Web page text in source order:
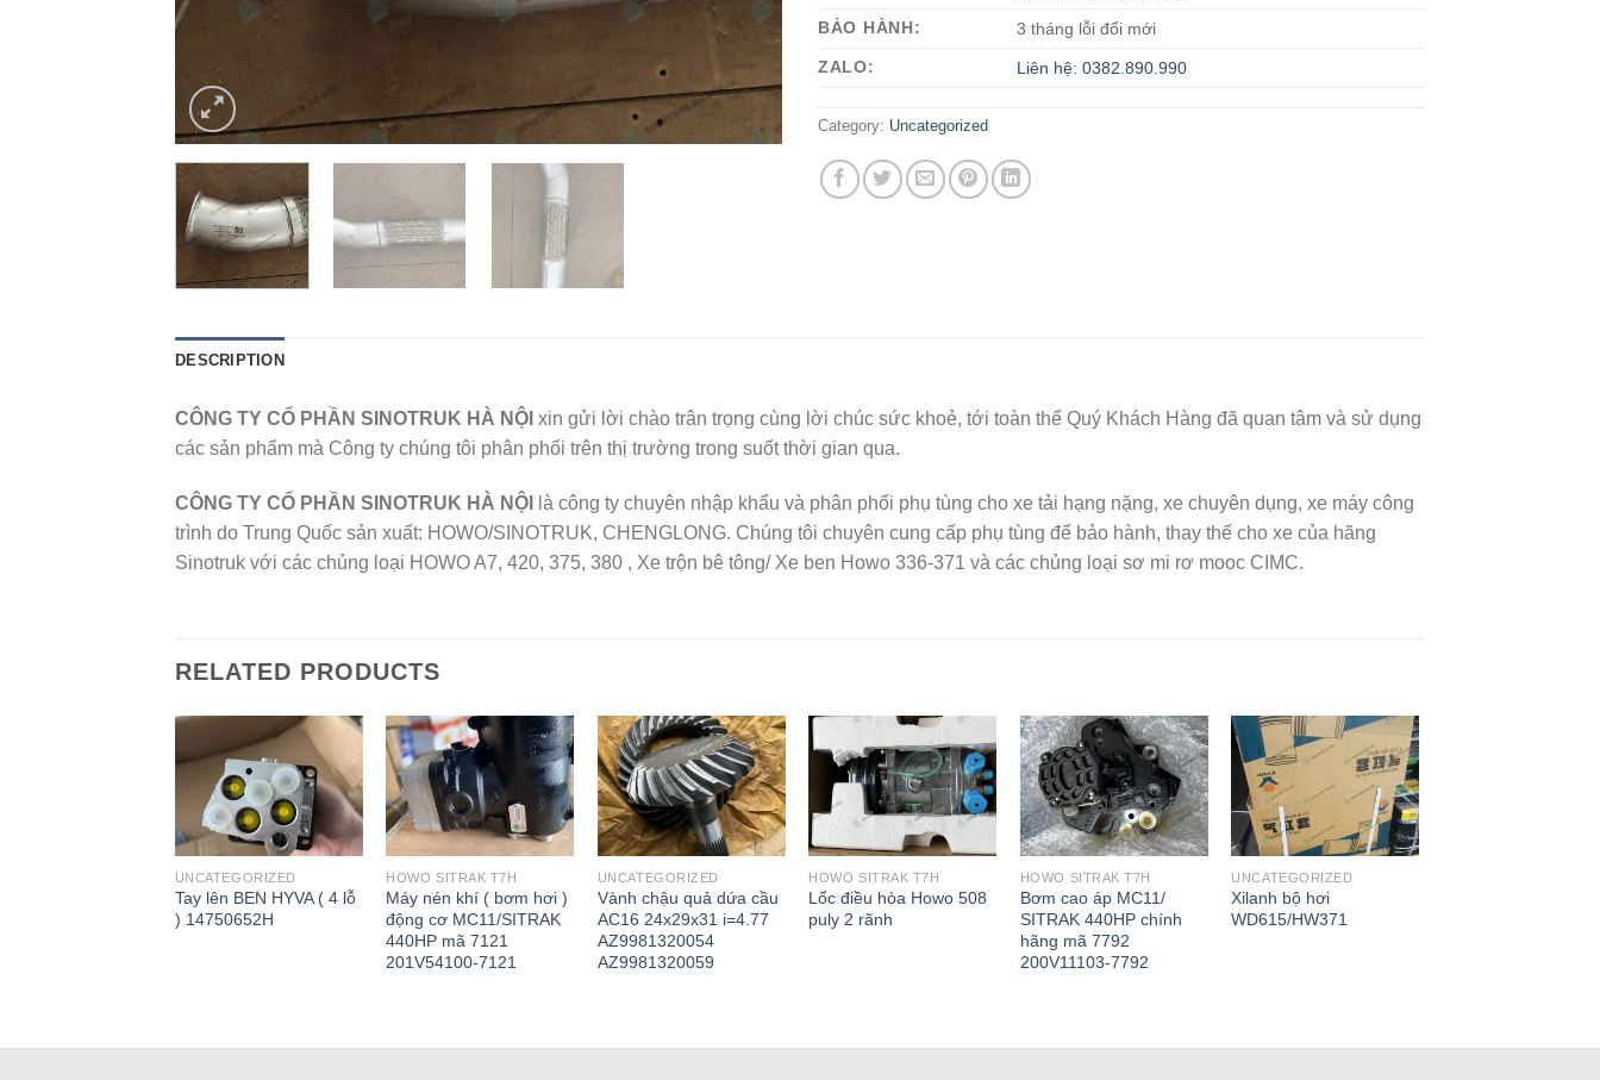
BẢO HÀNH:
3 tháng lỗi đổi mới
ZALO:
Liên hệ: 0382.890.990
Category: Uncategorized
DESCRIPTION
CÔNG TY CỔ PHẦN SINOTRUK HÀ NỘI xin gửi lời chào trân trọng cùng lời chúc sức khoẻ, tới toàn thể Quý Khách Hàng đã quan tâm và sử dụng
các sản phẩm mà Công ty chúng tôi phân phối trên thị trường trong suốt thời gian qua.
CÔNG TY CỔ PHẦN SINOTRUK HÀ NỘI
là công ty chuyên nhập khẩu và phân phối phụ tùng cho xe tải hạng nặng, xe chuyên dụng, xe máy công
trình do Trung Quốc sản xuất: HOWO/SINOTRUK, CHENGLONG. Chúng tôi chuyên cung cấp phụ tùng để bảo hành, thay thế cho xe của hãng
Sinotruk với các chủng loại HOWO A7, 420, 375, 380 , Xe trộn bê tông/ Xe ben Howo 336-371 và các chủng loại sơ mi rơ mooc CIMC.
RELATED PRODUCTS
UNCATEGORIZED
Tay lên BEN HYVA ( 4 lỗ
) 14750652H
HOWO SITRAK T7H
Máy nén khí ( bơm hơi )
động cơ MC11/SITRAK
440HP mã 7121
201V54100-7121
UNCATEGORIZED
Vành chậu quả dứa cầu
AC16 24x29x31 i=4.77
AZ9981320054
AZ9981320059
HOWO SITRAK T7H
Lốc điều hòa Howo 508
puly 2 rãnh
HOWO SITRAK T7H
Bơm cao áp MC11/
SITRAK 440HP chính
hãng mã 7792
200V11103-7792
UNCATEGORIZED
Xilanh bộ hơi
WD615/HW371